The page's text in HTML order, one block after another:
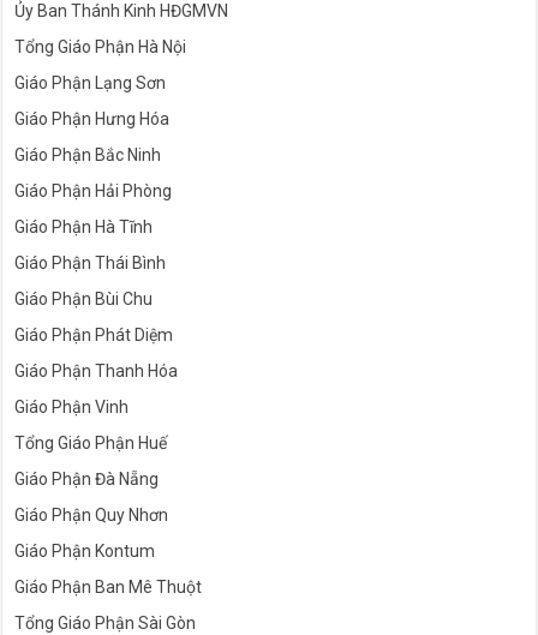
Ủy Ban Thánh Kinh HĐGMVN
Tổng Giáo Phận Hà Nội
Giáo Phận Lạng Sơn
Giáo Phận Hưng Hóa
Giáo Phận Bắc Ninh
Giáo Phận Hải Phòng
Giáo Phận Hà Tĩnh
Giáo Phận Thái Bình
Giáo Phận Bùi Chu
Giáo Phận Phát Diệm
Giáo Phận Thanh Hóa
Giáo Phận Vinh
Tổng Giáo Phận Huế
Giáo Phận Đà Nẵng
Giáo Phận Quy Nhơn
Giáo Phận Kontum
Giáo Phận Ban Mê Thuột
Tổng Giáo Phận Sài Gòn